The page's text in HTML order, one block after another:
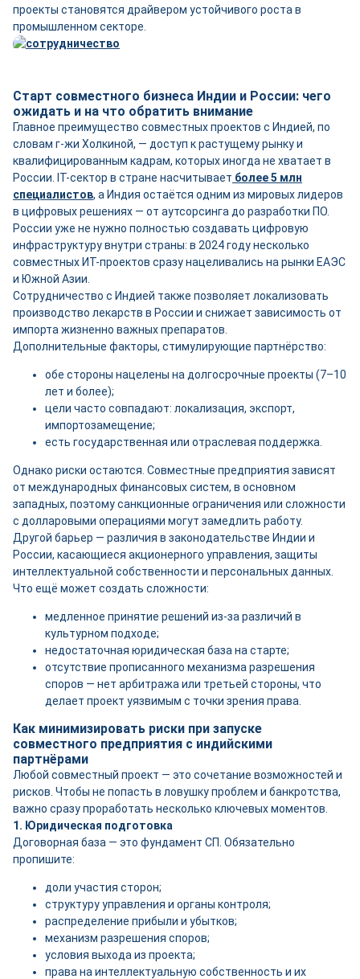
проекты становятся драйвером устойчивого роста в
промышленном секторе.
Старт совместного бизнеса Индии и России: чего
ожидать и на что обратить внимание
Главное преимущество совместных проектов с Индией, по
словам г-жи Холкиной, — доступ к растущему рынку и
квалифицированным кадрам, которых иногда не хватает в
России. IT-сектор в стране насчитывает более 5 млн
специалистов, а Индия остаётся одним из мировых лидеров
в цифровых решениях — от аутсорсинга до разработки ПО.
России уже не нужно полностью создавать цифровую
инфраструктуру внутри страны: в 2024 году несколько
совместных ИТ-проектов сразу нацеливались на рынки ЕАЭС
и Южной Азии.
Сотрудничество с Индией также позволяет локализовать
производство лекарств в России и снижает зависимость от
импорта жизненно важных препаратов.
Дополнительные факторы, стимулирующие партнёрство:
обе стороны нацелены на долгосрочные проекты (7–10
лет и более);
цели часто совпадают: локализация, экспорт,
импортозамещение;
есть государственная или отраслевая поддержка.
Однако риски остаются. Совместные предприятия зависят
от международных финансовых систем, в основном
западных, поэтому санкционные ограничения или сложности
с долларовыми операциями могут замедлить работу.
Другой барьер — различия в законодательстве Индии и
России, касающиеся акционерного управления, защиты
интеллектуальной собственности и персональных данных.
Что ещё может создать сложности:
медленное принятие решений из-за различий в
культурном подходе;
недостаточная юридическая база на старте;
отсутствие прописанного механизма разрешения
споров — нет арбитража или третьей стороны, что
делает проект уязвимым с точки зрения права.
Как минимизировать риски при запуске
совместного предприятия с индийскими
партнёрами
Любой совместный проект — это сочетание возможностей и
рисков. Чтобы не попасть в ловушку проблем и банкротства,
важно сразу проработать несколько ключевых моментов.
1. Юридическая подготовка
Договорная база — это фундамент СП. Обязательно
пропишите:
доли участия сторон;
структуру управления и органы контроля;
распределение прибыли и убытков;
механизм разрешения споров;
условия выхода из проекта;
права на интеллектуальную собственность и их